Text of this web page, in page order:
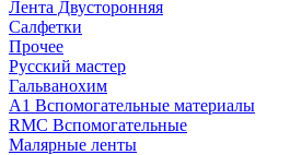
Лента Двусторонняя
Салфетки
Прочее
Русский мастер
Гальванохим
А1 Вспомогательные материалы
RMC Вспомогательные
Малярные ленты